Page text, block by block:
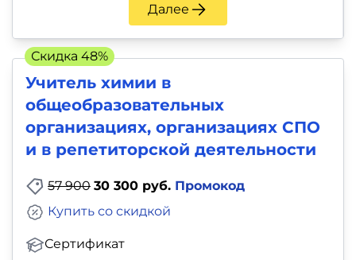
Далее
Учитель химии в
общеобразовательных
организациях, организациях СПО
и в репетиторской деятельности
57 900 30 300 руб. Промокод
Сертификат
Купить со скидкой
Скидка 48%